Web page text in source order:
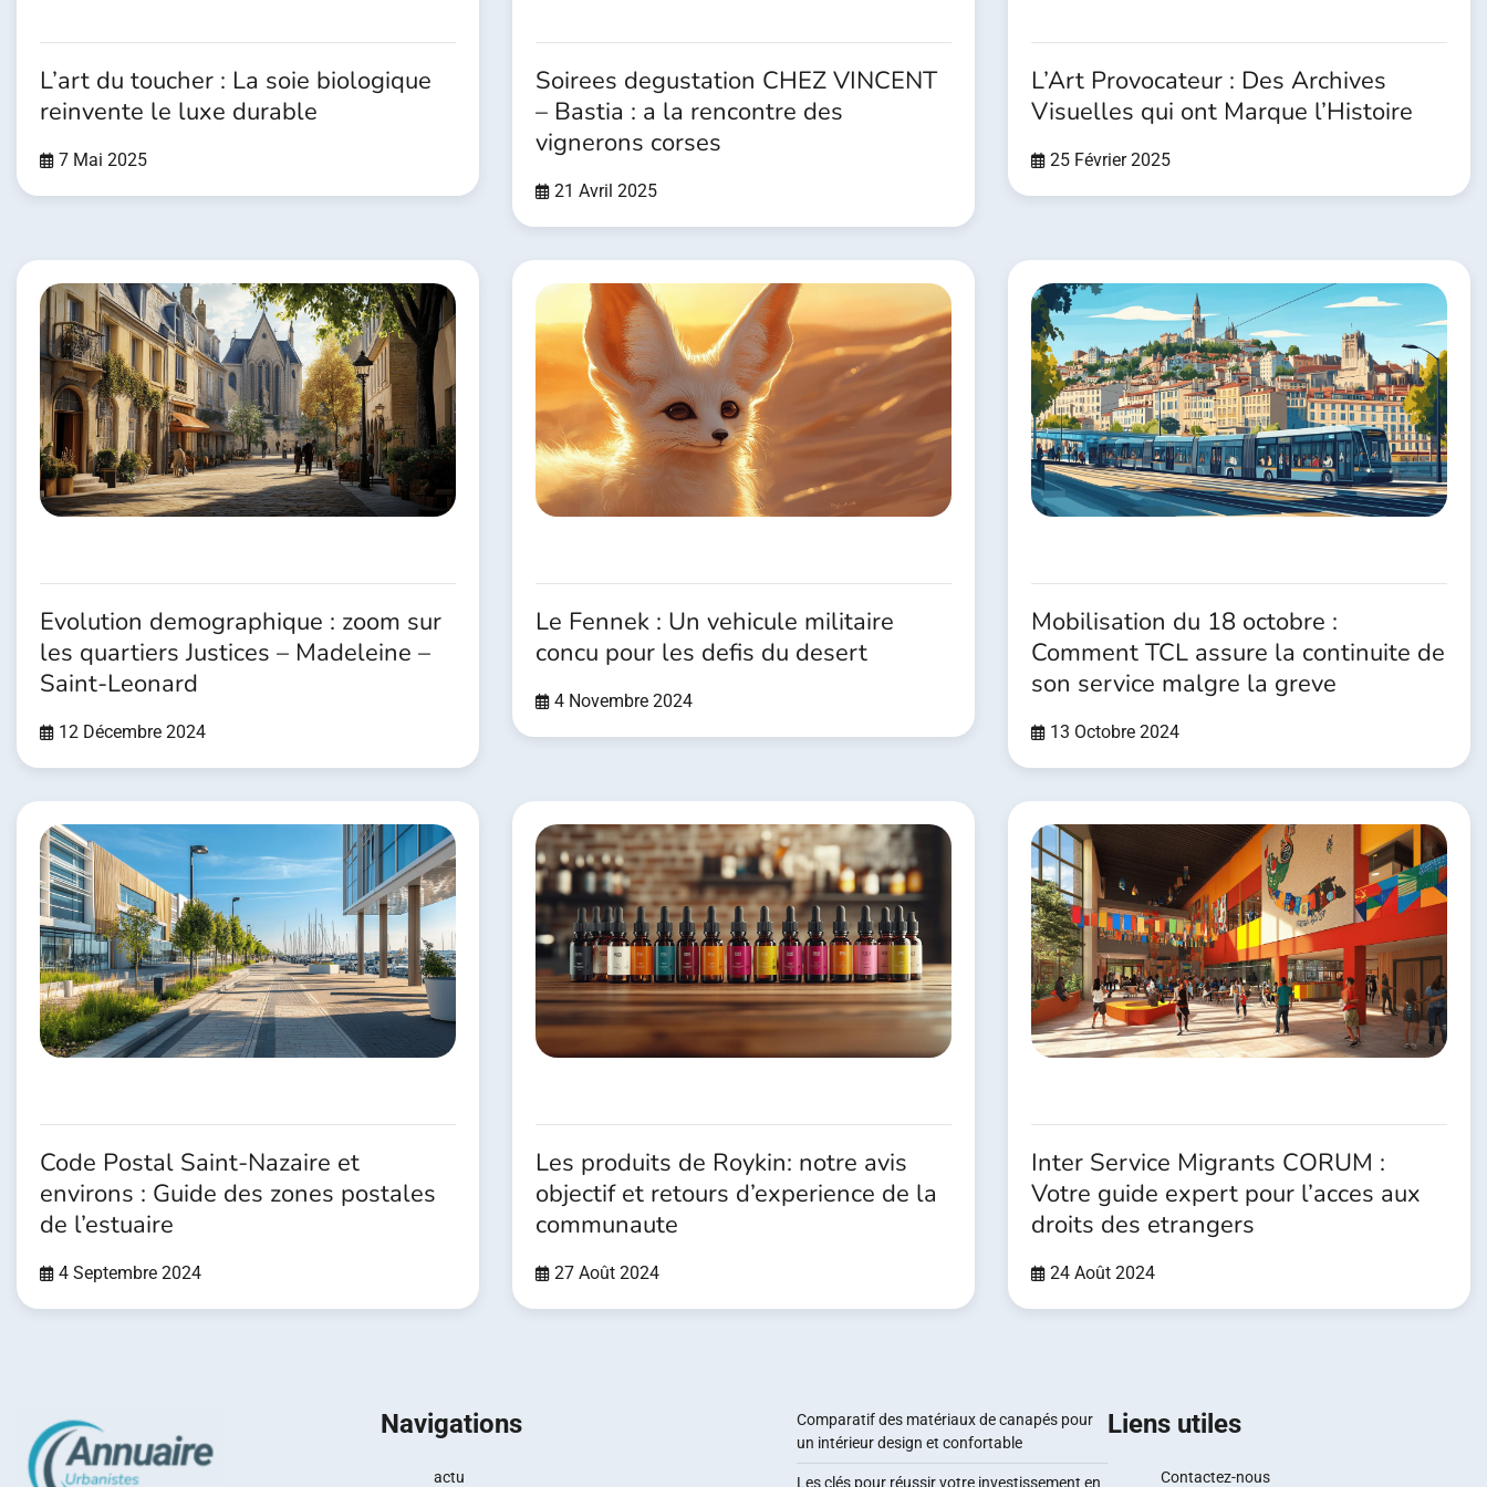
L’art du toucher : La soie biologique
reinvente le luxe durable
7 Mai 2025
Soirees degustation CHEZ VINCENT
– Bastia : a la rencontre des
vignerons corses
21 Avril 2025
L’Art Provocateur : Des Archives
Visuelles qui ont Marque l’Histoire
25 Février 2025
Evolution demographique : zoom sur
les quartiers Justices – Madeleine –
Saint-Leonard
12 Décembre 2024
Le Fennek : Un vehicule militaire
concu pour les defis du desert
4 Novembre 2024
Mobilisation du 18 octobre :
Comment TCL assure la continuite de
son service malgre la greve
13 Octobre 2024
Code Postal Saint-Nazaire et
environs : Guide des zones postales
de l’estuaire
4 Septembre 2024
Les produits de Roykin: notre avis
objectif et retours d’experience de la
communaute
27 Août 2024
Inter Service Migrants CORUM :
Votre guide expert pour l’acces aux
droits des etrangers
24 Août 2024
Navigations
actu
Comparatif des matériaux de canapés pour
un intérieur design et confortable
Les clés pour réussir votre investissement en
Liens utiles
Contactez-nous